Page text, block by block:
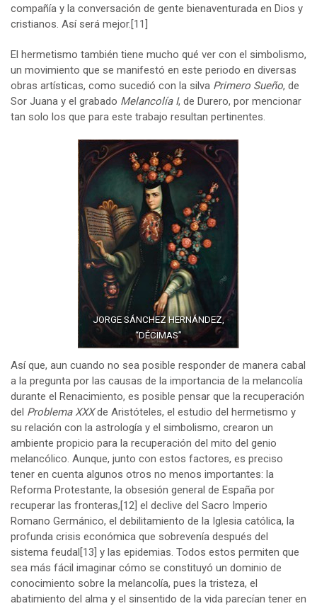
compañía y la conversación de gente bienaventurada en Dios y
cristianos. Así será mejor.[11]
El hermetismo también tiene mucho qué ver con el simbolismo,
un movimiento que se manifestó en este periodo en diversas
obras artísticas, como sucedió con la silva Primero Sueño, de
Sor Juana y el grabado Melancolía I, de Durero, por mencionar
tan solo los que para este trabajo resultan pertinentes.
JORGE SÁNCHEZ HERNÁNDEZ,
“DÉCIMAS”
Así que, aun cuando no sea posible responder de manera cabal
a la pregunta por las causas de la importancia de la melancolía
durante el Renacimiento, es posible pensar que la recuperación
del Problema XXXde Aristóteles, el estudio del hermetismo y
su relación con la astrología y el simbolismo, crearon un
ambiente propicio para la recuperación del mito del genio
melancólico. Aunque, junto con estos factores, es preciso
tener en cuenta algunos otros no menos importantes: la
Reforma Protestante, la obsesión general de España por
recuperar las fronteras,[12] el declive del Sacro Imperio
Romano Germánico, el debilitamiento de la Iglesia católica, la
profunda crisis económica que sobrevenía después del
sistema feudal[13] y las epidemias. Todos estos permiten que
sea más fácil imaginar cómo se constituyó un dominio de
conocimiento sobre la melancolía, pues la tristeza, el
abatimiento del alma y el sinsentido de la vida parecían tener en